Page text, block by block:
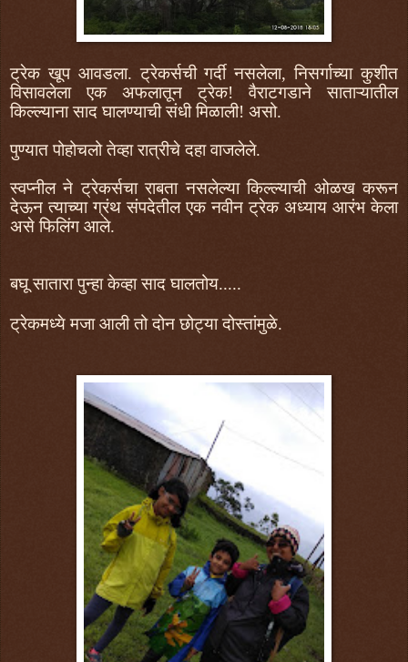
ट्रेक खूप आवडला. ट्रेकर्सची गर्दी नसलेला, निसर्गाच्या कुशीत
विसावलेला एक अफलातून ट्रेक! वैराटगडाने साताऱ्यातील
किल्ल्याना साद घालण्याची संधी मिळाली! असो.
पुण्यात पोहोचलो तेव्हा रात्रीचे दहा वाजलेले.
स्वप्नील ने ट्रेकर्सचा राबता नसलेल्या किल्ल्याची ओळख करून
देऊन त्याच्या ग्रंथ संपदेतील एक नवीन ट्रेक अध्याय आरंभ केला
असे फिलिंग आले.
बघू सातारा पुन्हा केव्हा साद घालतोय.....
ट्रेकमध्ये मजा आली तो दोन छोट्या दोस्तांमुळे.